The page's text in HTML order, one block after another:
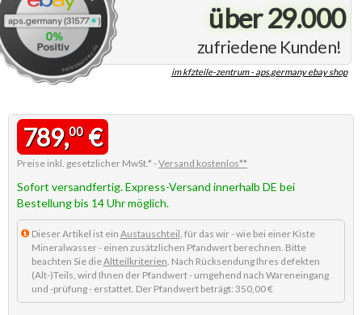
über 29.000
zufriedene Kunden!
im kfzteile-zentrum - aps.germany ebay shop
789,00€
Preise inkl. gesetzlicher MwSt.* -Versand kostenlos**
Sofort versandfertig. Express-Versand innerhalb DE bei
Bestellung bis 14 Uhr möglich.
Dieser Artikel ist ein Austauschteil, für das wir - wie bei einer Kiste
Mineralwasser - einen zusätzlichen Pfandwert berechnen. Bitte
beachten Sie dieAltteilkriterien. Nach Rücksendung Ihres defekten
(Alt-)Teils, wird Ihnen der Pfandwert - umgehend nach Wareneingang
und -prüfung - erstattet. Der Pfandwert beträgt: 350,00 €